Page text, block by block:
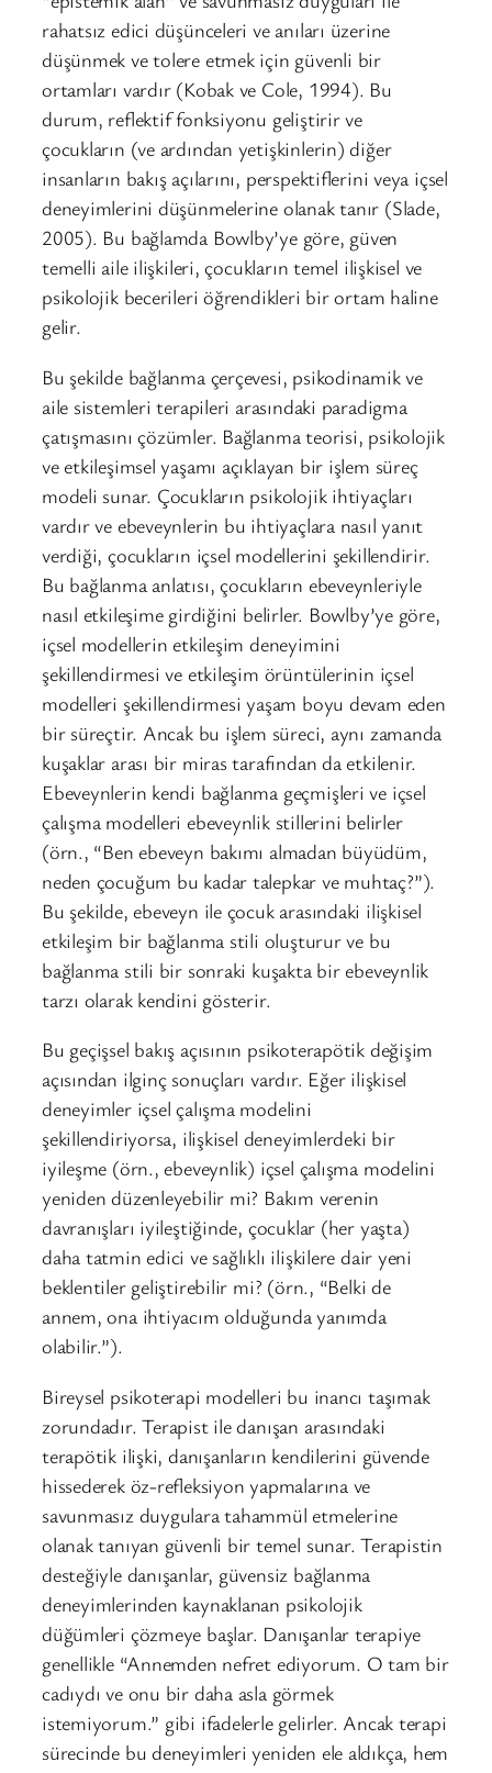
rahatsız edici düşünceleri ve anıları üzerine
düşünmek ve tolere etmek için güvenli bir
ortamları vardır (Kobak ve Cole, 1994). Bu
durum, reflektif fonksiyonu geliştirir ve
çocukların (ve ardından yetişkinlerin) diğer
insanların bakış açılarını, perspektiflerini veya içsel
deneyimlerini düşünmelerine olanak tanır (Slade,
2005). Bu bağlamda Bowlby’ye göre, güven
temelli aile ilişkileri, çocukların temel ilişkisel ve
psikolojik becerileri öğrendikleri bir ortam haline
gelir.
Bu şekilde bağlanma çerçevesi, psikodinamik ve
aile sistemleri terapileri arasındaki paradigma
çatışmasını çözümler. Bağlanma teorisi, psikolojik
ve etkileşimsel yaşamı açıklayan bir işlem süreç
modeli sunar. Çocukların psikolojik ihtiyaçları
vardır ve ebeveynlerin bu ihtiyaçlara nasıl yanıt
verdiği, çocukların içsel modellerini şekillendirir.
Bu bağlanma anlatısı, çocukların ebeveynleriyle
nasıl etkileşime girdiğini belirler. Bowlby’ye göre,
içsel modellerin etkileşim deneyimini
şekillendirmesi ve etkileşim örüntülerinin içsel
modelleri şekillendirmesi yaşam boyu devam eden
bir süreçtir. Ancak bu işlem süreci, aynı zamanda
kuşaklar arası bir miras tarafından da etkilenir.
Ebeveynlerin kendi bağlanma geçmişleri ve içsel
çalışma modelleri ebeveynlik stillerini belirler
(örn., “Ben ebeveyn bakımı almadan büyüdüm,
neden çocuğum bu kadar talepkar ve muhtaç?”).
Bu şekilde, ebeveyn ile çocuk arasındaki ilişkisel
etkileşim bir bağlanma stili oluşturur ve bu
bağlanma stili bir sonraki kuşakta bir ebeveynlik
tarzı olarak kendini gösterir.
Bu geçişsel bakış açısının psikoterapötik değişim
açısından ilginç sonuçları vardır. Eğer ilişkisel
deneyimler içsel çalışma modelini
şekillendiriyorsa, ilişkisel deneyimlerdeki bir
iyileşme (örn., ebeveynlik) içsel çalışma modelini
yeniden düzenleyebilir mi? Bakım verenin
davranışları iyileştiğinde, çocuklar (her yaşta)
daha tatmin edici ve sağlıklı ilişkilere dair yeni
beklentiler geliştirebilir mi? (örn., “Belki de
annem, ona ihtiyacım olduğunda yanımda
olabilir.”).
Bireysel psikoterapi modelleri bu inancı taşımak
zorundadır. Terapist ile danışan arasındaki
terapötik ilişki, danışanların kendilerini güvende
hissederek öz-refleksiyon yapmalarına ve
savunmasız duygulara tahammül etmelerine
olanak tanıyan güvenli bir temel sunar. Terapistin
desteğiyle danışanlar, güvensiz bağlanma
deneyimlerinden kaynaklanan psikolojik
düğümleri çözmeye başlar. Danışanlar terapiye
genellikle “Annemden nefret ediyorum. O tam bir
cadıydı ve onu bir daha asla görmek
istemiyorum.” gibi ifadelerle gelirler. Ancak terapi
sürecinde bu deneyimleri yeniden ele aldıkça, hem